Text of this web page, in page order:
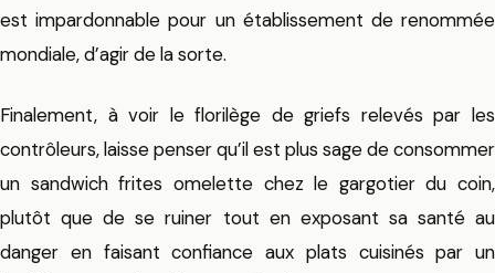
est impardonnable pour un établissement de renommée
mondiale, d’agir de la sorte.
Finalement, à voir le florilège de griefs relevés par les
contrôleurs, laisse penser qu’il est plus sage de consommer
un sandwich frites omelette chez le gargotier du coin,
plutôt que de se ruiner tout en exposant sa santé au
danger en faisant confiance aux plats cuisinés par un